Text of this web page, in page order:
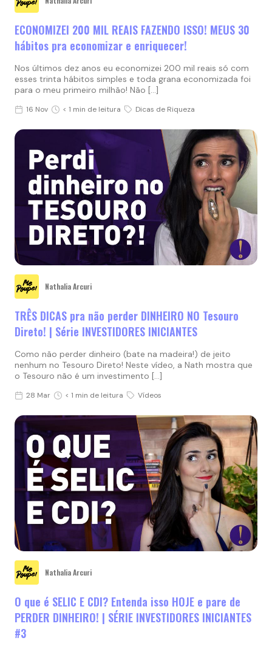
ECONOMIZEI 200 MIL REAIS FAZENDO ISSO! MEUS 30
hábitos pra economizar e enriquecer!
Nos últimos dez anos eu economizei 200 mil reais só com
esses trinta hábitos simples e toda grana economizada foi
para o meu primeiro milhão! Não […]
16 Nov < 1 min de leitura Dicas de Riqueza
Nathalia Arcuri
TRÊS DICAS pra não perder DINHEIRO NO Tesouro
Direto! | Série INVESTIDORES INICIANTES
Como não perder dinheiro (bate na madeira!) de jeito
nenhum no Tesouro Direto! Neste vídeo, a Nath mostra que
o Tesouro não é um investimento […]
28 Mar < 1 min de leitura Vídeos
Nathalia Arcuri
O que é SELIC E CDI? Entenda isso HOJE e pare de
PERDER DINHEIRO! | SÉRIE INVESTIDORES INICIANTES
#3